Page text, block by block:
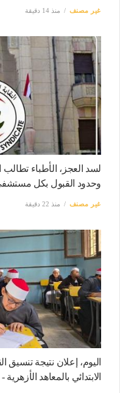
غير مصنف منذ 14 دقيقة
لسد العجز، الأطباء
وحدود القبول بكل
غير مصنف منذ 22 دقيقة
اليوم، إعلان نتيجة
الابتدائي بالمعاهد